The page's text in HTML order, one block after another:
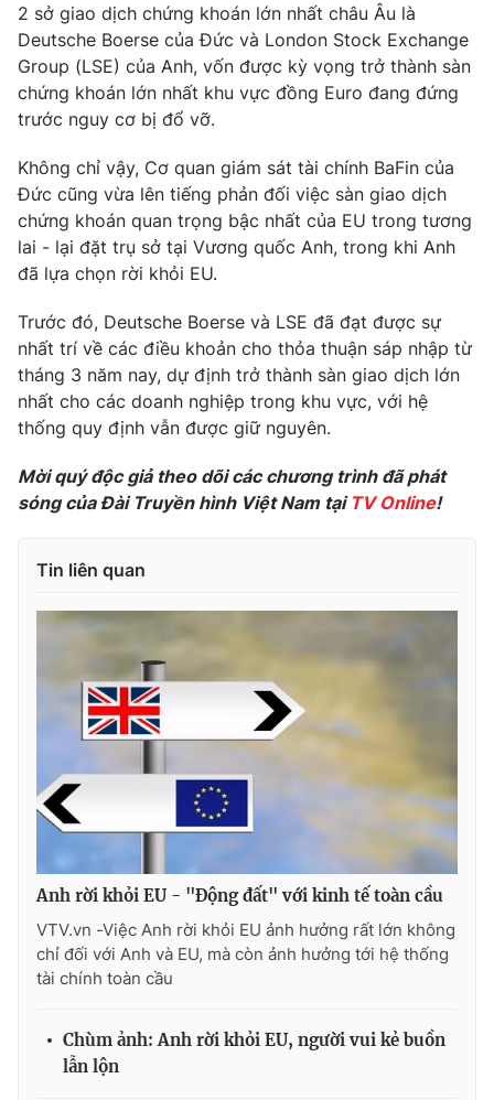
Câu chuyện quốc tế
Thị trường
Góc doanh nghiệp
Dữ liệu và đời sống
Truyền hình
Phim VTV
Hậu trường
Nhân vật
Khán giả
Giải trí
Điện ảnh
Âm nhạc
Sao
Đời sống
Du lịch
Làm đẹp
Chất lượng cuộc sống
Giáo dục
Tuyển sinh
Học trực tuyến
Công nghệ
Hitech Công nghệ tương lai
Sản phẩm
Tư vấn
Giao lưu trực tuyến
Emagazine
Shorts video
VTV Money VTV Thể thao
VTV Sức khoẻ Bất động sản
Thị trường 24h Tấm lòng Việt
VTV4 Vươn mình bằng AI
VTV8
2 sở giao dịch chứng khoán lớn nhất châu Âu là
Deutsche Boerse của Đức và London Stock Exchange
Group (LSE) của Anh, vốn được kỳ vọng trở thành sàn
chứng khoán lớn nhất khu vực đồng Euro đang đứng
trước nguy cơ bị đổ vỡ.
Không chỉ vậy, Cơ quan giám sát tài chính BaFin của
Đức cũng vừa lên tiếng phản đối việc sàn giao dịch
chứng khoán quan trọng bậc nhất của EU trong tương
lai - lại đặt trụ sở tại Vương quốc Anh, trong khi Anh
đã lựa chọn rời khỏi EU.
Trước đó, Deutsche Boerse và LSE đã đạt được sự
nhất trí về các điều khoản cho thỏa thuận sáp nhập từ
tháng 3 năm nay, dự định trở thành sàn giao dịch lớn
nhất cho các doanh nghiệp trong khu vực, với hệ
thống quy định vẫn được giữ nguyên.
Mời quý độc giả theo dõi các chương trình đã phát
sóng của Đài Truyền hình Việt Nam tại TV Online!
Tin liên quan
Anh rời khỏi EU - "Động đất" với kinh tế toàn cầu
VTV.vn -Việc Anh rời khỏi EU ảnh hưởng rất lớn không
chỉ đối với Anh và EU, mà còn ảnh hưởng tới hệ thống
tài chính toàn cầu
Chùm ảnh: Anh rời khỏi EU, người vui kẻ buồn
lẫn lộn